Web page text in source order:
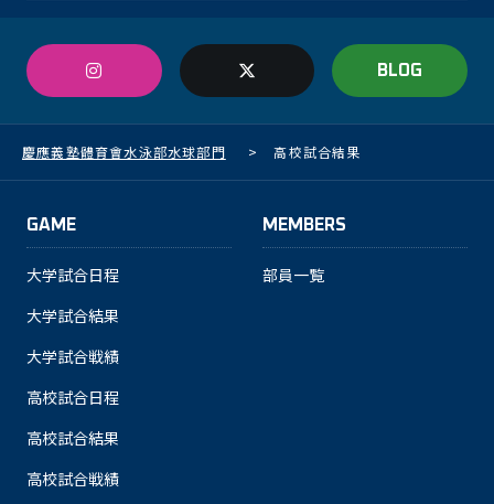
BLOG
慶應義塾體育會水泳部水球部門 > 高校試合結果
GAME
大学試合日程
大学試合結果
大学試合戦績
高校試合日程
高校試合結果
高校試合戦績
MEMBERS
部員一覧